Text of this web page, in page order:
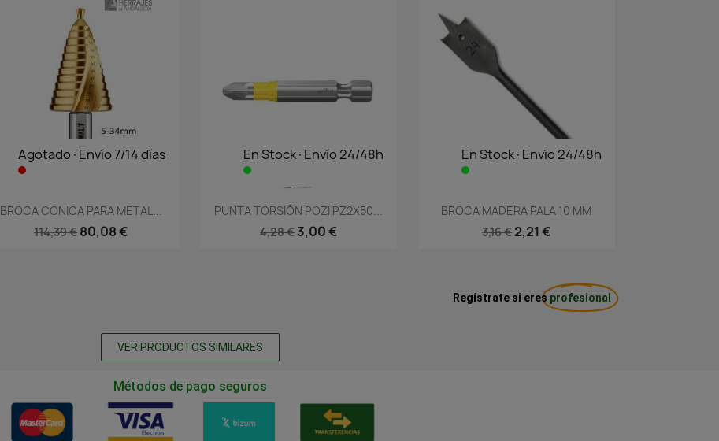
Agotado·Envío 7/14 días
Vista rápida
BROCA CONICA PARA METAL...
114,39 € 80,08 €
En Stock·Envío 24/48h
Vista rápida
PUNTA TORSIÓN POZI PZ2X50...
4,28 € 3,00 €
En Stock·Envío 24/48h
Vista rápida
BROCA MADERA PALA 10 MM
3,16 € 2,21 €
Regístrate si eres profesional
VER PRODUCTOS SIMILARES
Métodos de pago seguros